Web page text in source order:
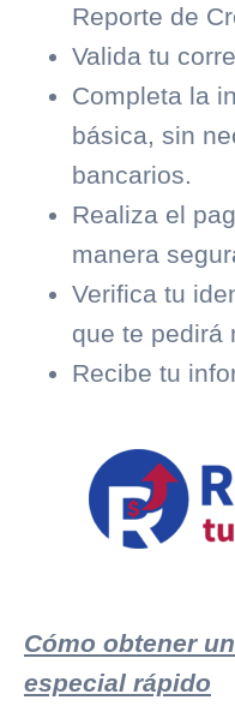
Reporte de
Valida tu
Completa la
básica, sin
bancarios.
Realiza el
manera
Verifica tu
que te pedirá
Recibe tu
Cómo obtener
especial rápido